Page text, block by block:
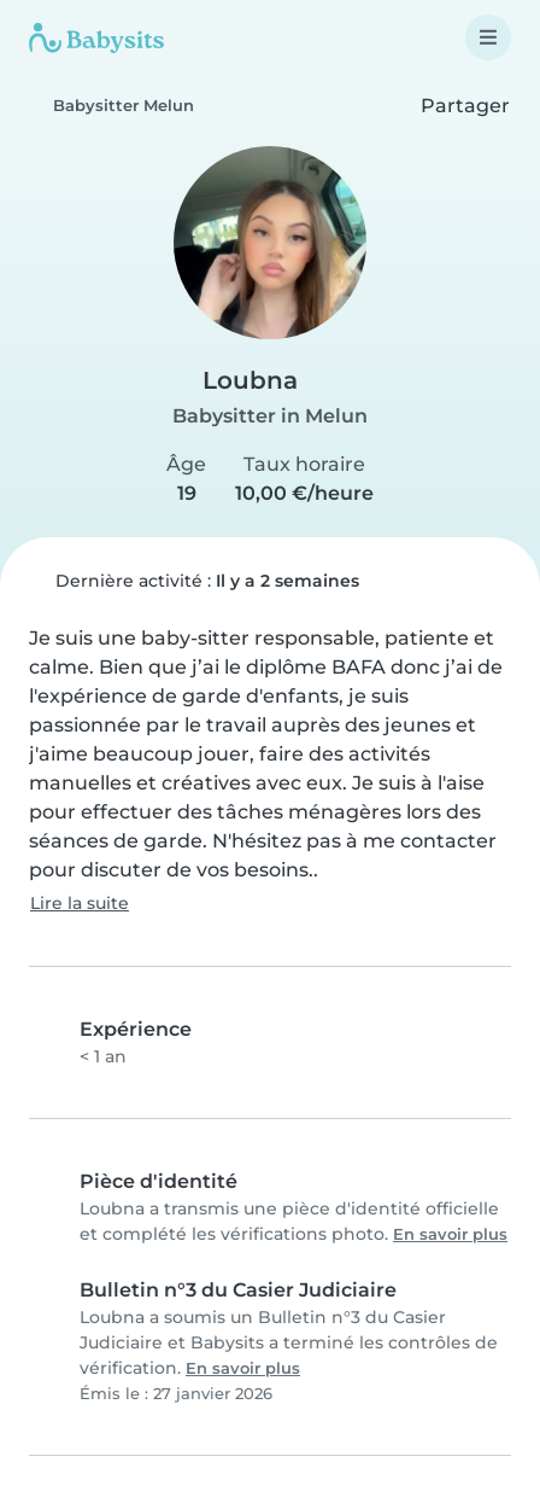
Babysitter Melun Partager
Loubna
Babysitter in Melun
Âge
19
Taux horaire
10,00 €/heure
Dernière activité : Il y a 2 semaines
Je suis une baby-sitter responsable, patiente et
calme. Bien que j’ai le diplôme BAFA donc j’ai de
l'expérience de garde d'enfants, je suis
passionnée par le travail auprès des jeunes et
j'aime beaucoup jouer, faire des activités
manuelles et créatives avec eux. Je suis à l'aise
pour effectuer des tâches ménagères lors des
séances de garde. N'hésitez pas à me contacter
pour discuter de vos besoins..
Lire la suite
Expérience
< 1 an
Pièce d'identité
Loubna a transmis une pièce d'identité officielle
et complété les vérifications photo. En savoir plus
Bulletin n°3 du Casier Judiciaire
Loubna a soumis un Bulletin n°3 du Casier
Judiciaire et Babysits a terminé les contrôles de
vérification. En savoir plus
Émis le : 27 janvier 2026